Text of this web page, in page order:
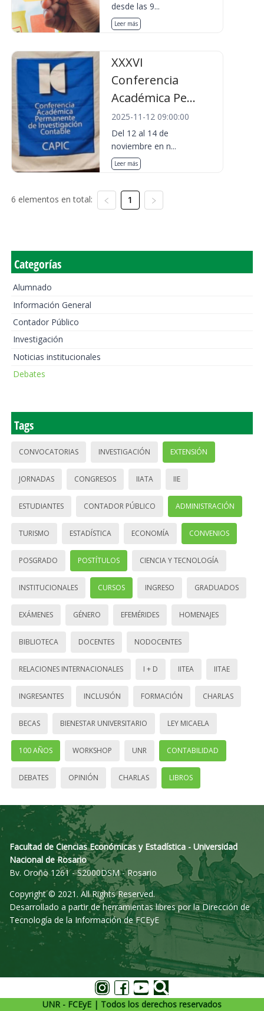
desde las 9...
Leer más
XXXVI
Conferencia
Académica Pe...
2025-11-12 09:00:00
Del 12 al 14 de
noviembre en n...
Leer más
6 elementos en total: 1
Categorías
Alumnado
Información General
Contador Público
Investigación
Noticias institucionales
Debates
Tags
CONVOCATORIAS INVESTIGACIÓN EXTENSIÓN
JORNADAS CONGRESOS IIATA IIE
ESTUDIANTES CONTADOR PÚBLICO ADMINISTRACIÓN
TURISMO ESTADÍSTICA ECONOMÍA CONVENIOS
POSGRADO POSTÍTULOS CIENCIA Y TECNOLOGÍA
INSTITUCIONALES CURSOS INGRESO GRADUADOS
EXÁMENES GÉNERO EFEMÉRIDES HOMENAJES
BIBLIOTECA DOCENTES NODOCENTES
RELACIONES INTERNACIONALES I + D IITEA IITAE
INGRESANTES INCLUSIÓN FORMACIÓN CHARLAS
BECAS BIENESTAR UNIVERSITARIO LEY MICAELA
100 AÑOS WORKSHOP UNR CONTABILIDAD
DEBATES OPINIÓN CHARLAS LIBROS
Facultad de Ciencias Económicas y Estadística - Universidad
Nacional de Rosario
Bv. Oroño 1261 - S2000DSM - Rosario
Copyright © 2021. All Rights Reserved.
Desarrollado a partir de herramientas libres por la Dirección de
Tecnología de la Información de FCEyE
UNR - FCEyE | Todos los derechos reservados